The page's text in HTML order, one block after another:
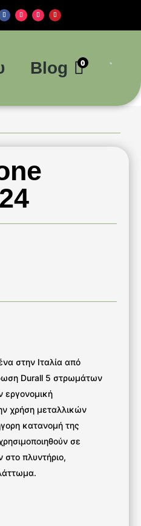
Blog 0
στην Ιταλία από
Durall 5 στρωμάτων
εργονομική
χρήση μεταλλικών
κατανομή της
σε
στο πλυντήριο,